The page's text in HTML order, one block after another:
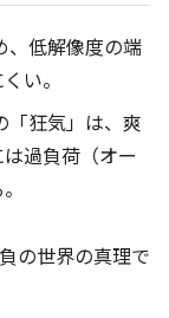
、低解像度の端
い。
「狂気」は、爽
過負荷（オー
の世界の真理で